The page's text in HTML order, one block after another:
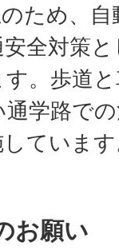
ため、
全対策
。歩道
学路で
していま
お願い